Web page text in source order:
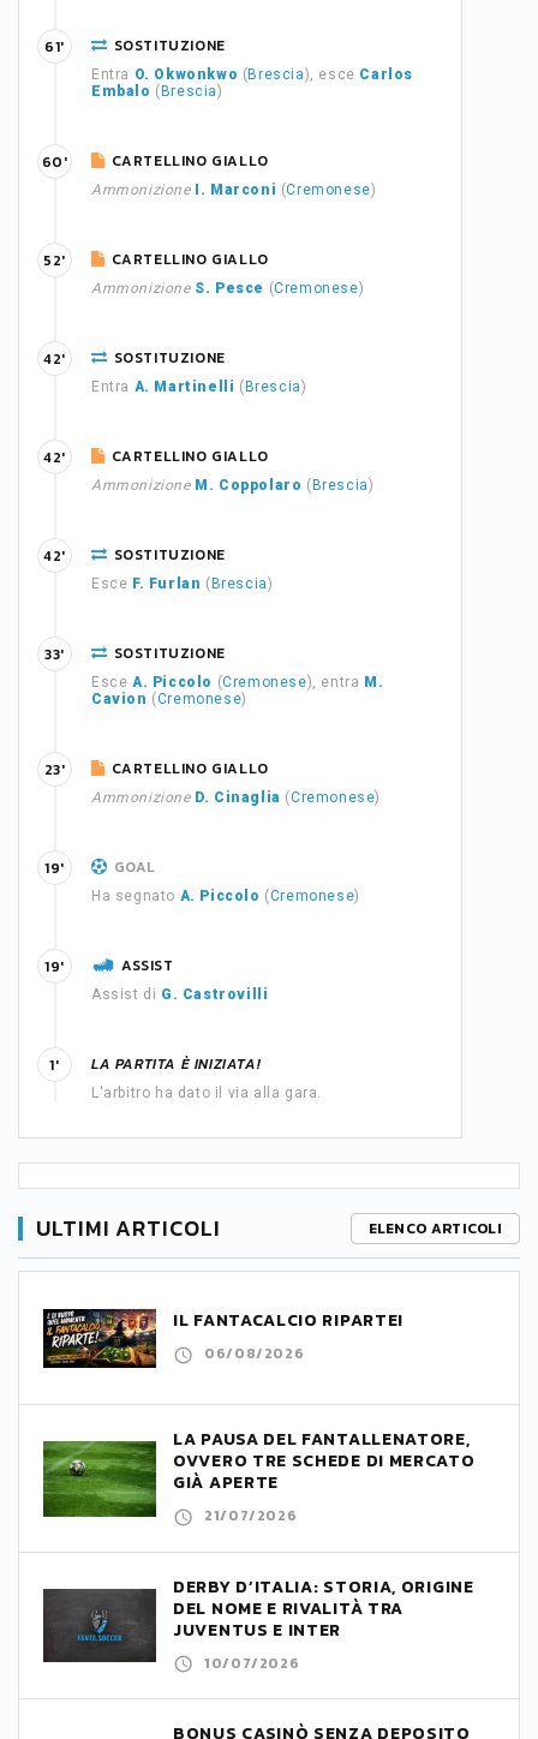
SOSTITUZIONE
Entra O. Okwonkwo ( Brescia), esce Carlos
Embalo ( Brescia)
61'
CARTELLINO GIALLO
Ammonizione I. Marconi (Cremonese)
60'
CARTELLINO GIALLO
Ammonizione S. Pesce (Cremonese)
52'
SOSTITUZIONE
Entra A. Martinelli ( Brescia)
42'
CARTELLINO GIALLO
Ammonizione M. Coppolaro ( Brescia)
42'
SOSTITUZIONE
Esce F. Furlan ( Brescia)
42'
SOSTITUZIONE
Esce A. Piccolo (Cremonese), entra M.
Cavion (Cremonese)
33'
CARTELLINO GIALLO
Ammonizione D. Cinaglia (Cremonese)
23'
GOAL
Ha segnato A. Piccolo (Cremonese)
19'
ASSIST
Assist di G. Castrovilli
19'
LA PARTITA È INIZIATA!
L'arbitro ha dato il via alla gara.
1'
ULTIMI ARTICOLI ELENCO ARTICOLI
IL FANTACALCIO RIPARTE!
06/08/2026
LA PAUSA DEL FANTALLENATORE,
OVVERO TRE SCHEDE DI MERCATO
GIÀ APERTE
21/07/2026
DERBY D’ITALIA: STORIA, ORIGINE
DEL NOME E RIVALITÀ TRA
JUVENTUS E INTER
10/07/2026